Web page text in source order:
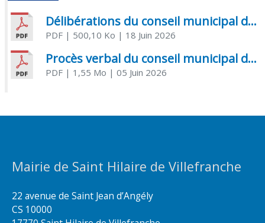
Délibérations du conseil municipal du 18 juin 2026
PDF| 500,10 Ko | 18 Juin 2026
Procès verbal du conseil municipal du 05 juin 2026
PDF| 1,55 Mo | 05 Juin 2026
Mairie de Saint Hilaire de Villefranche
22 avenue de Saint Jean d’Angély
CS 10000